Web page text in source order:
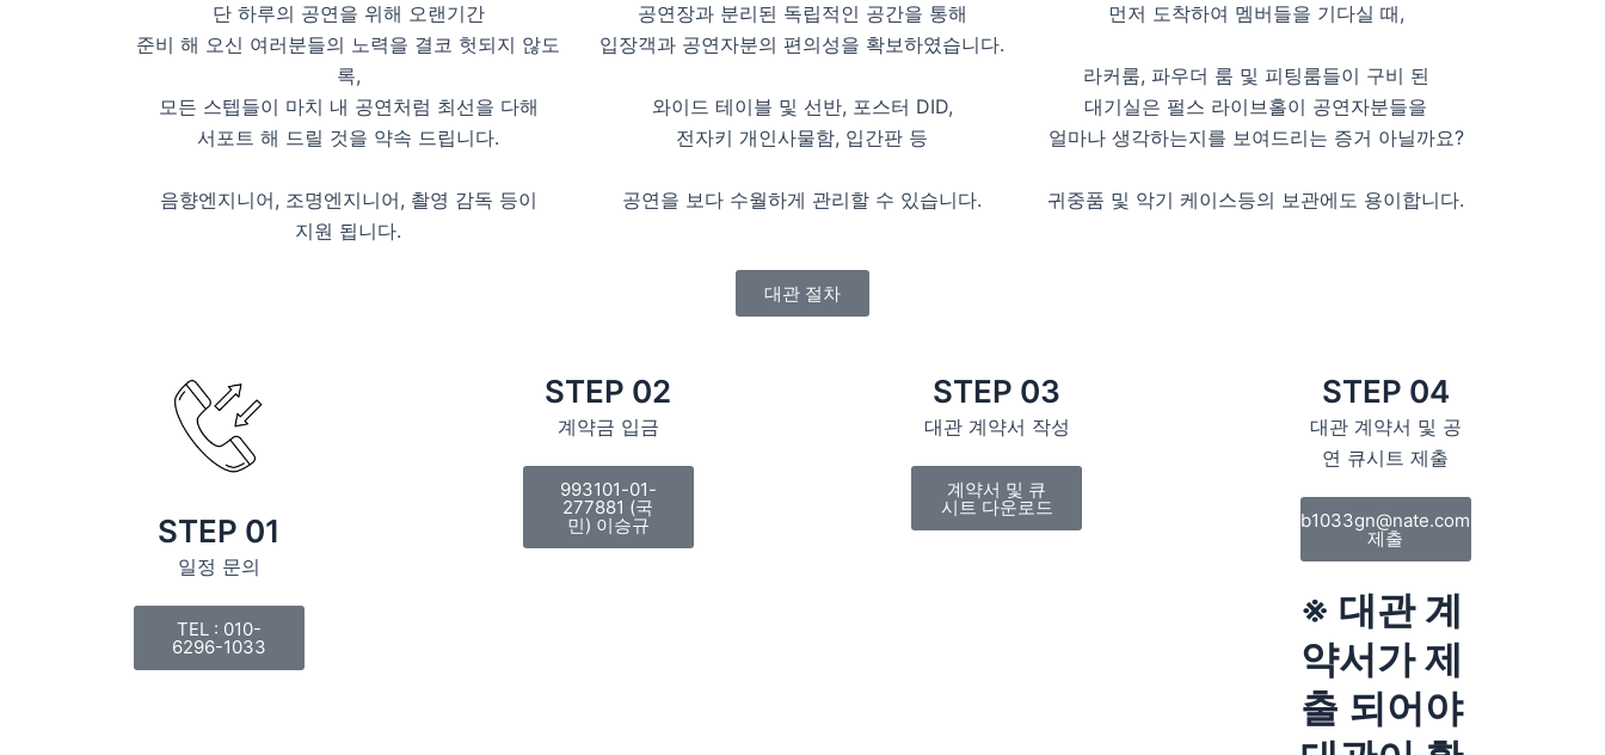
단 하루의 공연을 위해 오랜기간
준비 해 오신 여러분들의 노력을 결코 헛되지 않도
록,
모든 스텝들이 마치 내 공연처럼 최선을 다해
서포트 해 드릴 것을 약속 드립니다.
음향엔지니어, 조명엔지니어, 촬영 감독 등이
지원 됩니다.
공연장과 분리된 독립적인 공간을 통해
입장객과 공연자분의 편의성을 확보하였습니다.
와이드 테이블 및 선반, 포스터 DID,
전자키 개인사물함, 입간판 등
공연을 보다 수월하게 관리할 수 있습니다.
먼저 도착하여 멤버들을 기다실 때,
라커룸, 파우더 룸 및 피팅룸들이 구비 된
대기실은 펄스 라이브홀이 공연자분들을
얼마나 생각하는지를 보여드리는 증거 아닐까요?
귀중품 및 악기 케이스등의 보관에도 용이합니다.
대관 절차
STEP 01
일정 문의
TEL : 010-
6296-1033
STEP 02
계약금 입금
993101-01-
277881 (국
민) 이승규
STEP 03
대관 계약서 작성
계약서 및 큐
시트 다운로드
STEP 04
대관 계약서 및 공
연 큐시트 제출
b1033gn@nate.com
제출
※ 대관 계
약서가 제
출 되어야